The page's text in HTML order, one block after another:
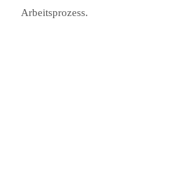
Arbeitsprozess.